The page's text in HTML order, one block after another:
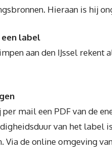
Hieraan is hij
label
aan den IJssel
mail een PDF van de
van het label
Via de online omgeving